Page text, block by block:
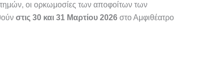
οι ορκωμοσίες των αποφοίτων των
στις 30 και 31 Μαρτίου 2026 στο Αμφιθέατρο